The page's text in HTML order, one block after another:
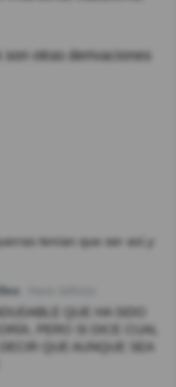
son otras derivaciones
tenían que ser así,y
QUE HA SIDO
PERO SI DICE CUAL
QUE AUNQUE SEA